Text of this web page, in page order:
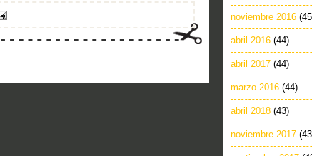
noviembre 2016
abril 2016 (44)
abril 2017 (44)
marzo 2016 (44)
abril 2018 (43)
noviembre 2017